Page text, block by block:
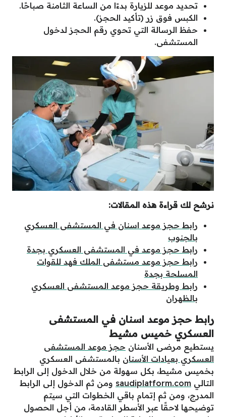
تحديد موعد للزيارة بدءًا من الساعة الثامنة صباحًا.
الكبس فوق زر (تأكيد الحجز).
حفظ الرسالة التي تحوي رقم الحجز لدخول
المستشفى.
نرشح لك قراءة هذه المقالات:
رابط حجز موعد اسنان في المستشفى العسكري
بالجنوب
رابط حجز موعد في المستشفى العسكري بجدة
رابط حجز موعد مستشفى الملك فهد للقوات
المسلحة بجدة
رابط وطريقة حجز موعد المستشفى العسكري
بالظهران
رابط حجز موعد اسنان في المستشفى
العسكري خميس مشيط
يستطيع مرضى الأسنان حجز موعد المستشفى
العسكري بعيادات الأسنان بالمستشفى العسكري
بخميس مشيط، بكل سهولة من خلال الدخول إلى الرابط
التالي saudiplatform.com ومن ثم الدخول إلى الرابط
المدرج، ومن ثم إتمام باقي الخطوات التي سيتم
توضيحها لاحقًا عبر الأسطر القادمة، من أجل الحصول